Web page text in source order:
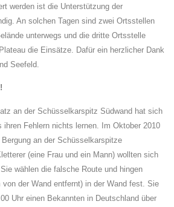
werden ist die Unterstützung der
An solchen Tagen sind zwei Ortsstellen
unterwegs und die dritte Ortsstelle
die Einsätze. Dafür ein herzlicher Dank
Seefeld.
an der Schüsselkarspitz Südwand hat sich
Fehlern nichts lernen. Im Oktober 2010
an der Schüsselkarspitze
(eine Frau und ein Mann) wollten sich
wählen die falsche Route und hingen
von der Wand entfernt) in der Wand fest. Sie
Uhr einen Bekannten in Deutschland über